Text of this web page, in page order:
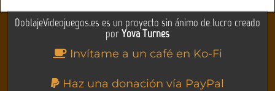
DoblajeVideojuegos.es es un proyecto sin ánimo de lucro creado
porYova Turnes
Invítame a un café en Ko-Fi
Haz una donación vía PayPal